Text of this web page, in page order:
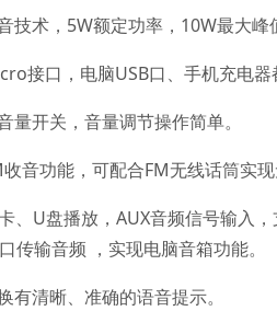
术，5W额定功率，10W最大峰
接口，电脑USB口、手机充电器
开关，音量调节操作简单。
音功能，可配合FM无线话筒实现
、U盘播放，AUX音频信号输入
传输音频 ，实现电脑音箱功能。
清晰、准确的语音提示。